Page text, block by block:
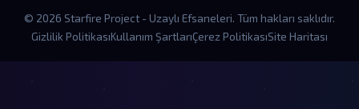
© 2026 Starfire Project - Uzaylı Efsaneleri. Tüm hakları saklıdır.
Gizlilik PolitikasıKullanım ŞartlarıÇerez PolitikasıSite Haritası